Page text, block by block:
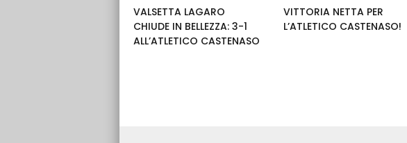
VALSETTA LAGARO
CHIUDE IN BELLEZZA: 3-1
ALL’ATLETICO CASTENASO
VITTORIA NETTA PER
L’ATLETICO CASTENASO!